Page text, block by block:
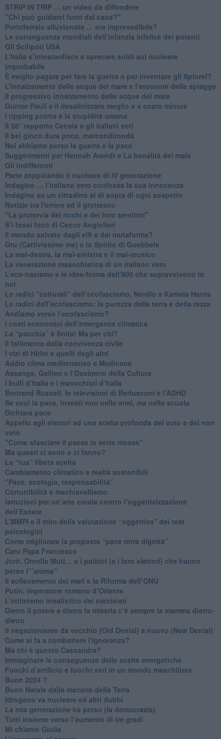
​STRIP IN TRIP … un video da diffondere
"Chi può guidarci fuori dal caos?"
​Portoferraio alluvionata … era imprevedibile?
Le conseguenze mondiali dell’infanzia infelice dei potenti
​Gli Scilipoti USA
L’Italia s’intestardisce a sprecare soldi sul nucleare
improbabile
È meglio pagare per fare la guerra o per inventare gli Spinrel?
​L’innalzamento delle acque del mare e l’erosione delle spiagge
​Il progressivo innalzamento delle acque del mare
​Gunter Pauli e il desalinizzare meglio e a costo minore
I tipping points e la stupidità umana
​Il 58° rapporto Censis e gli italiani veri
​Il bel gioco dura poco, marcondirondà
Noi abbiamo perso la guerra e la pace
Suggerimenti per Hannah Arendt e La banalità del male
​Gli indifferenti
Parte zoppicando il nucleare di IV generazione
​Indagine … l’italiano vero confessa la sua innocenza
Indagine su un cittadino al di sopra di ogni sospetto
Notizie tra l'orrore ed il grottesco
"La protervia dei ricchi e dei loro servitori"
S’i fossi foco di Cecco Angiolieri
​Il mondo salvato dagli elfi e dai mutaforma?
Gru (Cattivissimo me) e lo Spirito di Goebbels
​La mal-destra, la mal-sinistra e il mal-tecnico
​La venerazione masochistica di un italiano vero
​L’eco-nazismo e le idee-forma dell’800 che sopravvivono in
noi
​Le radici “culturali” dell’ecofascismo, Nordio e Kamala Harris
Le radici dell’ecofascismo: la purezza della terra e della razza
Andiamo verso l’ecofascismo?
I costi economici dell’emergenza climatica
​La “pacchia” è finita! Ma per chi?
​Il fallimento della convivenza civile
​I vizi di Hitler e quelli degli altri
Addio clima mediterraneo e Medicane
​Assange, Galileo e l’Ossimoro della Cultura
​I bulli d’Italia e i masochisti d’Italia
​Bertrand Russell, le televisioni di Berlusconi e l’ADHD
​Se vuoi la pace, investi non nelle armi, ma nella scuola
​Dichiara pace
​Appello agli elettori ad una scelta profonda del voto e del non
voto
"Come sfasciare il paese in sette mosse"
​Ma questi ci sono o ci fanno?
​Le “tua” libera scelta
Cambiamento climatico e realtà sostenibili
“Pace, ecologia, responsabilità”
​Corruttibilità e machiavellismo
Istruzioni per un’arte corale contro l’oggettivizzazione
dell’Essere
​L’MMPI e il mito della valutazione “oggettiva” dei test
psicologici
Come migliorare la proposta “pace terra dignità”
Caro Papa Francesco
​Jorit, Ornella Muti… e i politici (e i loro elettori) che hanno
perso l’”anima”
​Il sollevamento dei mari e la Riforma dell’ONU
Putin, imperatore romano d’Oriente
​L’ottimismo irrealistico dei narcisisti
​Dietro il potere e dietro la miseria c’è sempre la mamma dietro-
dietro
Il negazionismo da vecchio (Old Denial) a nuovo (New Denial)
Come si fa a combattere l'ignoranza?
Ma chi è questo Cassandra?
Immaginare le conseguenze delle scelte energetiche
​Fuochi d’artificio e fuochi veri in un mondo maschilista
Buon 2024 ?
​Buon Natale dalle macerie della Terra
​Idrogeno vs nucleare ed altri dubbi
​La mia generazione ha perso (la democrazia)
​Tutti insieme verso l’aumento di tre gradi
Mi chiamo Giulia